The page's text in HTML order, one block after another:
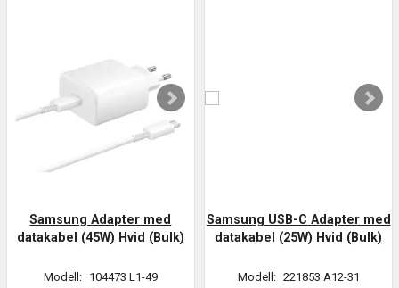
Samsung Adapter med
datakabel (45W) Hvid (Bulk)
Modell: 104473 L1-49
Samsung USB-C Adapter med
datakabel (25W) Hvid (Bulk)
Modell: 221853 A12-31